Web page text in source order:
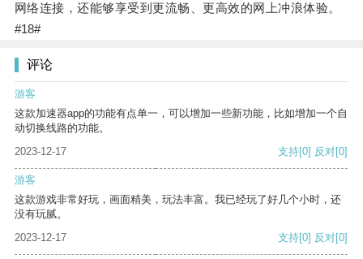
网络连接，还能够享受到更流畅、更高效的网上冲浪体验。
#18#
评论
游客
这款加速器app的功能有点单一，可以增加一些新功能，比如增加一个自
动切换线路的功能。
2023-12-17
支持[0] 反对[0]
游客
这款游戏非常好玩，画面精美，玩法丰富。我已经玩了好几个小时，还
没有玩腻。
2023-12-17
支持[0] 反对[0]